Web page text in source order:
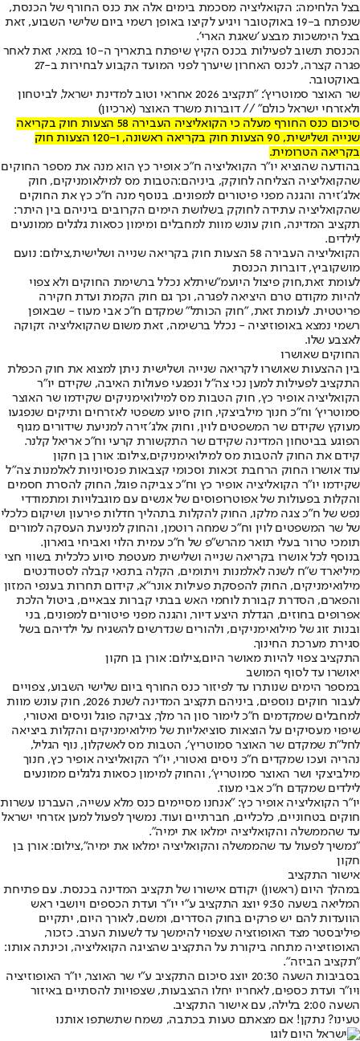
בצל הלחימה: הקואליציה מסכמת בימים אלה את כנס החורף של הכנסת,
שנפתח ב-19 באוקטובר ויגיע לקיצו באופן רשמי ביום שלישי השבוע, זאת
בצל הימשכות מבצע 'שאגת הארי'.
הכנסת תשוב לפעילות בכנס הקיץ שיפתח בתאריך ה-10 במאי, זאת לאחר
פגרה קצרה, לכנס האחרון שיערך לפני המועד הקבוע לבחירות ב-27
באוקטובר.
שר האוצר סמוטריץ': "תקציב 2026 אחראי וטוב למדינת ישראל, לביטחון
ולאזרחי ישראל כולם" // דוברות משרד האוצר (ארכיון)
סיכום כנס החורף מעלה כי הקואליציה העבירה 58 הצעות חוק בקריאה
שנייה ושלישית, 90 הצעות חוק בקריאה ראשונה, ו-120 הצעות חוק
בקריאה הטרומית.
בהודעה שהוציא יו״ר הקואליציה ח״כ אופיר כץ הוא מנה את מספר החוקים
שהקואליציה הצליחה לחוקק, ביניהם:הטבות מס למילאומניקים, חוק
אלג׳זירה והגנה מפני פיטורים למפונים. בנוסף מנה ח״כ כץ את החוקים
שהקואליציה עתידה לחוקק בשלושת הימים הקרובים ביניהם בין היתר:
תקציב המדינה, חוק עונש מוות למחבלים ומימון כסאות גלגלים ממונעים
לילדים.
הקואליציה העבירה 58 הצעות חוק בקריאה שנייה ושלישית,צילום: נועם
מושקוביץ, דוברות הכנסת
לעומת זאת,חוק פיצול היועמ"שיתלא נכלל ברשימת החוקים ולא צפוי
להיות מקודם טרם היציאה לפגרה, וכך גם חוק הקמת ועדת חקירה
פריטטית. לעומת זאת, "חוק הכותל" שמקדם ח"כ אבי מעוז - שבאופן
רשמי נמצא באופוזיציה - נכלל ברשימה, זאת משום שהקואליציה זקוקה
לאצבע שלו.
החוקים שאושרו
בין ההצעות שאושרו לקריאה שנייה ושלישית ניתן למצוא את חוק הכפלת
התקציב לפעילות למען נכי צה״ל ונפגעי פעולות האיבה, שקידם יו״ר
הקואליציה אופיר כץ, חוק הטבות מס למילואימניקים שקידמו שר האוצר
סמוטריץ׳ וח"כ חנוך מילביצקי, חוק סיוע משפטי לאזרחים ותיקים שנפגעו
מעוקץ שקידם שר המשפטים לוין, וחוק אלג׳זירה למניעת שידורים מגוף
הפוגע בביטחון המדינה שקידם שר התקשורת קרעי וח"כ אריאל קלנר.
קידם את החוק להטבות מס למילואימניקים,צילום: אורן בן חקון
עוד אושרו ⁠החוק הרחבת זכאות וסכומי קצבאות פנסיוניות לאלמנות צה״ל
שקידמו יו״ר הקואליציה אופיר כץ וח"כ צביקה פוגל, החוק להסרת חסמים
והקלות בפעולות של אפוטרופוסים של אנשים עם מוגבלויות ומתמודדי
נפש של ח"כ צגה מלקו, החוק להקלות בתהליך חדלות פירעון ושיקום כלכלי
של שר המשפטים לוין וח"כ שמחה רוטמן, והחוק למניעת העסקה למורים
תומכי טרור בעלי תואר מהרש״פ של ח"כ עמית הלוי ואביחי בוארון.
בנוסף לכל אושרו בקריאה שנייה ושלישית ⁠מעטפת סיוע כלכלית בשווי חצי
מיליארד ש״ח לשנה לאלמנות ויתומים, הקלה בתנאי קבלה לסטודנטים
מילואימניקים, החוק להפסקת פעילות אונר״א, ⁠קידום תחרות בענפי המזון
והפארם, הסדרת קבורת לוחמי האש בבתי קברות צבאיים, ביטול הלכת
אפרופים בחוזים, הגדלת היצע דיור, והגנה מפני פיטורים למפונים, בני
ובנות זוג של מילואימניקים, ולהורים שנדרשים להשגיח על ילדיהם בשל
סגירת מערכת החינוך.
התקציב צפוי להיות מאושר היום,צילום: אורן בן חקון
יאושרו עד לסוף המושב
במספר הימים שנותרו עד לפיזור כנס החורף ביום שלישי השבוע, צפויים
לעבור חוקים נוספים, ביניהם תקציב המדינה לשנת 2026, חוק עונש מוות
למחבלים שמקדמים ח"כ לימור סון הר מלך, צביקה פוגל וניסים ואטורי,
⁠שיפוי מעסיקים על הוצאות סוציאליות של מילואימניקים והקלות ביציאה
לחל״ת שמקדם שר האוצר סמוטריץ׳, הטבות מס לאשקלון, נוף הגליל,
נהריה ועכו שמקדים ח"כ ניסים ואטורי, יו״ר הקואליציה אופיר כץ, חנוך
מילביצקי ושר האוצר סמוטריץ׳, והחוק למימון כסאות גלגלים ממונעים
לילדים שמקדם ח"כ אבי מעוז.
יו״ר הקואליציה אופיר כץ: ״אנחנו מסיימים כנס מלא עשייה, העברנו עשרות
חוקים בטחוניים, כלכליים, חברתיים ועוד. נמשיך לפעול למען אזרחי ישראל
עד שהממשלה והקואליציה ימלאו את ימיה".
"נמשיך לפעול עד שהממשלה והקואליציה ימלאו את ימיה",צילום: אורן בן
חקון
אישור התקציב
במהלך היום (ראשון) יקודם אישורו של תקציב המדינה בכנסת. עם פתיחת
המליאה בשעה 9:30 יוצג התקציב ע"י יו״ר ועדת הכספים ויושבי ראש
הוועדות להם יש פרקים בחוק הסדרים, ומשם, לאורך היום, יתקיים
פיליבסטר מצד האופוזציה שצפוי להימשך עד לשעות הערב. כזכור,
האופוזיציה מתחה ביקורת על התקציב שהציגה הקואליציה, וכינתה אותו:
"תקציב הביזה".
בסביבות השעה 20:30 יוצג סיכום התקציב ע"י שר האוצר, יו״ר האופוזיציה
ויו״ר ועדת כספים, לאחריו יחלו ההצבעות, שצפויות להסתיים באיזור
השעה 2:00 בלילה, עם אישור התקציב.
טעינו? נתקן! אם מצאתם טעות בכתבה, נשמח שתשתפו אותנו